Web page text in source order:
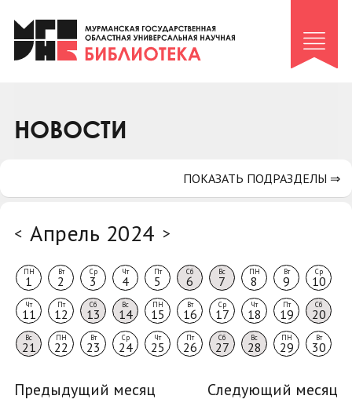
Клуб «Гиря и сельдерей»
Клуб «Семейный архив»
Коллегам
НОВОСТИ
< Апрель 2024 >
ПН
1
Вт
2
Ср
3
Чт
4
Пт
5
Сб
6
Вс
7
ПН
8
Вт
9
Ср
10
Чт
11
Пт
12
Сб
13
Вс
14
ПН
15
Вт
16
Ср
17
Чт
18
Пт
19
Сб
20
Вс
21
ПН
22
Вт
23
Ср
24
Чт
25
Пт
26
Сб
27
Вс
28
ПН
29
Вт
30
Предыдущий месяц Следующий месяц
ПОКАЗАТЬ ПОДРАЗДЕЛЫ ⇒